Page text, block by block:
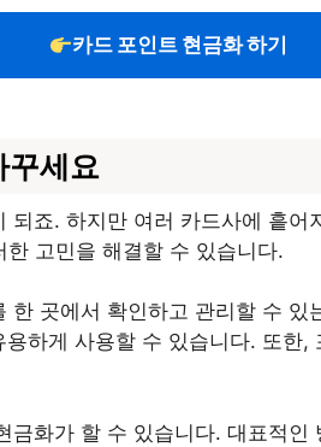
카드 포인트 현금화 하기
꾸세요
죠. 하지만 여러 카드사에 흩
한 고민을 해결할 수 있습니다.
곳에서 확인하고 관리할 수 있
하게 사용할 수 있습니다. 또한
금화가 할 수 있습니다. 대표적인